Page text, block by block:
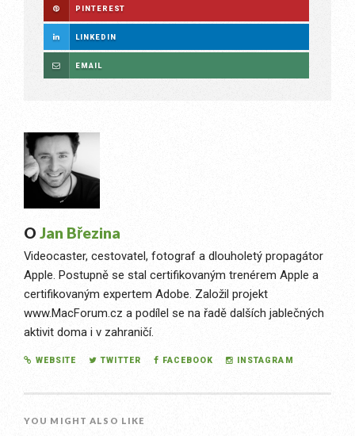
PINTEREST
LINKEDIN
EMAIL
O Jan Březina
Videocaster, cestovatel, fotograf a dlouholetý propagátor
Apple. Postupně se stal certifikovaným trenérem Apple a
certifikovaným expertem Adobe. Založil projekt
www.MacForum.cz a podílel se na řadě dalších jablečných
aktivit doma i v zahraničí.
WEBSITE TWITTER FACEBOOK INSTAGRAM
YOU MIGHT ALSO LIKE